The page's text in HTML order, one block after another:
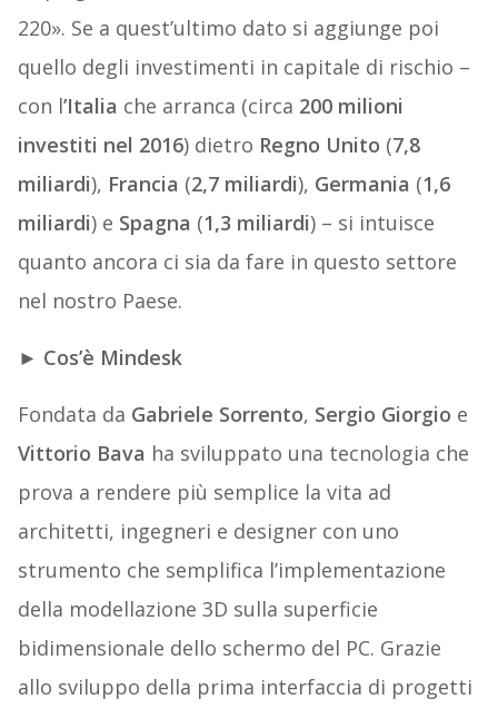
220». Se a quest’ultimo dato si aggiunge poi
quello degli investimenti in capitale di rischio –
con l’Italia che arranca (circa 200 milioni
investiti nel 2016) dietro Regno Unito (7,8
miliardi), Francia (2,7 miliardi), Germania (1,6
miliardi) e Spagna (1,3 miliardi) – si intuisce
quanto ancora ci sia da fare in questo settore
nel nostro Paese.
► Cos’è Mindesk
Fondata da Gabriele Sorrento, Sergio Giorgio e
Vittorio Bava ha sviluppato una tecnologia che
prova a rendere più semplice la vita ad
architetti, ingegneri e designer con uno
strumento che semplifica l’implementazione
della modellazione 3D sulla superficie
bidimensionale dello schermo del PC. Grazie
allo sviluppo della prima interfaccia di progetti